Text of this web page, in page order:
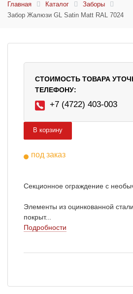
Главная Каталог
Заборы
Забор Жалюзи GL Satin Matt RAL 7024
СТОИМОСТЬ ТОВАРА
ТЕЛЕФОНУ:
+7 (4722) 403-003
В корзину
под заказ
Секционное ограждение с
Элементы из оцинкованной
покрыт...
Подробности